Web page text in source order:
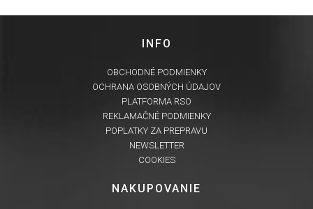
INFO
OBCHODNÉ PODMIENKY
OCHRANA OSOBNÝCH ÚDAJOV
PLATFORMA RSO
REKLAMAČNÉ PODMIENKY
POPLATKY ZA PREPRAVU
NEWSLETTER
COOKIES
NAKUPOVANIE